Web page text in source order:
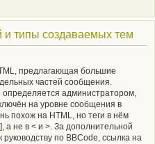
типы создаваемых тем
предлагающая большие
частей сообщения.
администратором,
на уровне сообщения в
похож на HTML, но теги в нём
а не в < и >. За дополнительной
по BBCode, ссылка на